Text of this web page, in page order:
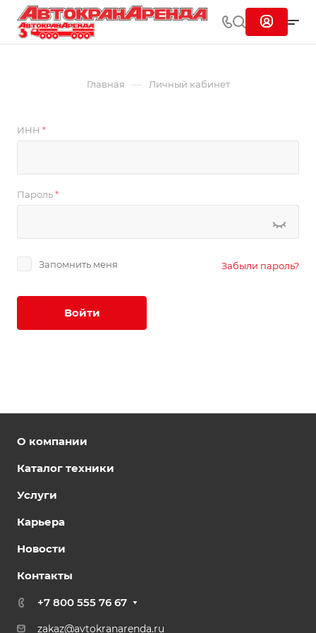
Главная — Личный кабинет
ИНН *
Пароль*
Запомнить меня Забыли пароль?
Войти
О компании
Каталог техники
Услуги
Карьера
Новости
Контакты
+7 800 555 76 67
zakaz@avtokranarenda.ru